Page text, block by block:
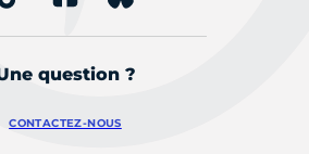
question ?
CONTACTEZ-NOUS